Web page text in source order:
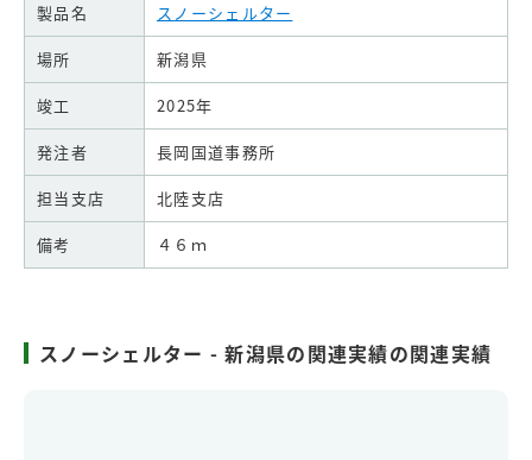
製品名 スノーシェルター
場所 新潟県
竣工 2025年
発注者 長岡国道事務所
担当支店 北陸支店
備考 ４６ｍ
スノーシェルター - 新潟県の関連実績の関連実績